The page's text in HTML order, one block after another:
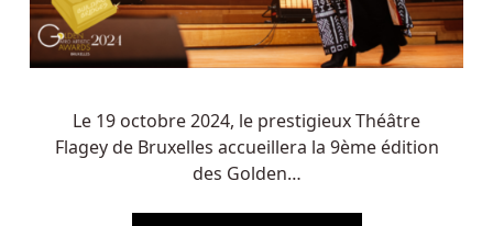
Le 19 octobre 2024, le prestigieux Théâtre
Flagey de Bruxelles accueillera la 9ème édition
des Golden…